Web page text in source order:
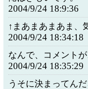
2004/9/24 18:9:36
↑まあまあまあま、
2004/9/24 18:34:18
なんで、コメント
2004/9/24 18:35:29
うそに決まってん